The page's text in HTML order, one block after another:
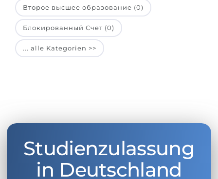
Второе высшее образование (0)
Блокированный Счет (0)
... alle Kategorien >>
Studienzulassung
in Deutschland